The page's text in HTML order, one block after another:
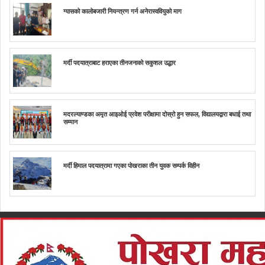
ग्यासको कालोबजारी नियन्त्रण गर्न अनेरास्ववियुको माग
मर्दी पदयात्राबाट हराएका तीनजनाको सकुशल उद्धार
मदरल्याण्डका अमृत आइओई प्रवेश परीक्षामा दोस्रो हुन सफल, विद्यालयद्वारा बधाई तथा
सम्मान
मर्दी हिमाल पदयात्रामा गएका पोखराका तीन युवक सम्पर्क विहीन